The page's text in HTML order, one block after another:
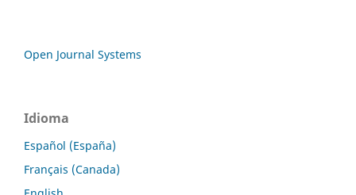
Open Journal Systems
Idioma
Español (España)
Français (Canada)